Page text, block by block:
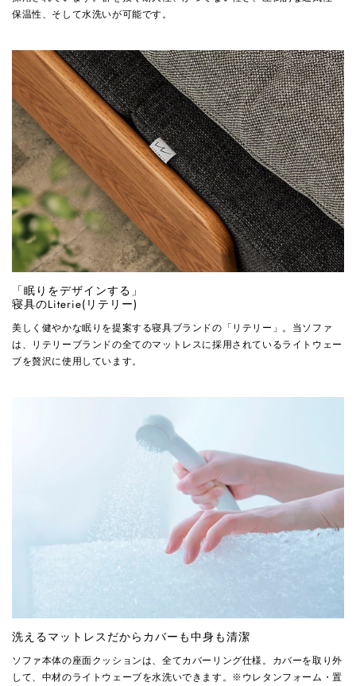
保温性、そして水洗いが可能です。
「眠りをデザインする」
寝具のLiterie(リテリー)
美しく健やかな眠りを提案する寝具ブランドの「リテリー」。当ソファ
は、リテリーブランドの全てのマットレスに採用されているライトウェー
ブを贅沢に使用しています。
洗えるマットレスだからカバーも中身も清潔
ソファ本体の座面クッションは、全てカバーリング仕様。カバーを取り外
して、中材のライトウェーブを水洗いできます。※ウレタンフォーム・置